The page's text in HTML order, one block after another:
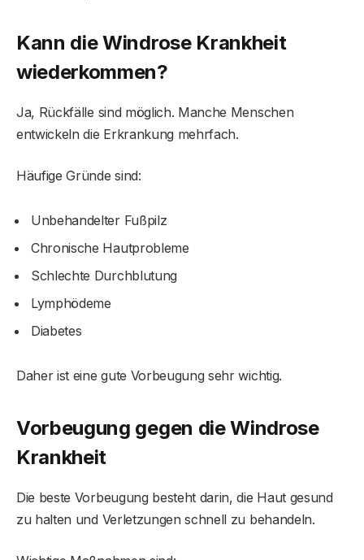
Kann die Windrose Krankheit
wiederkommen?
Ja, Rückfälle sind möglich. Manche Menschen
entwickeln die Erkrankung mehrfach.
Häufige Gründe sind:
Unbehandelter Fußpilz
Chronische Hautprobleme
Schlechte Durchblutung
Lymphödeme
Diabetes
Daher ist eine gute Vorbeugung sehr wichtig.
Vorbeugung gegen die Windrose
Krankheit
Die beste Vorbeugung besteht darin, die Haut gesund
zu halten und Verletzungen schnell zu behandeln.